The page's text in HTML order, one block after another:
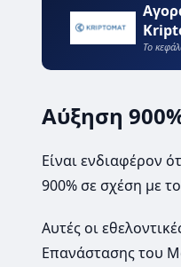
Το
Αύξηση
Είναι ενδιαφέρον
900% σε σχέση με
Αυτές οι
Επανάστασης του